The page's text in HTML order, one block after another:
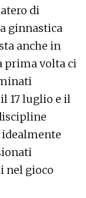
di
ginnastica
anche in
prima volta ci
17 luglio e il
nel gioco